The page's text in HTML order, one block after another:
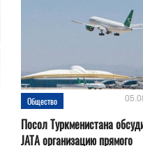
Общество
Посол Туркменистана
JATA организацию прямого